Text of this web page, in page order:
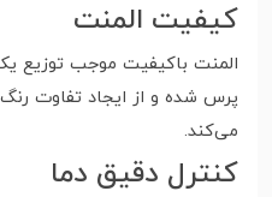
کیفیت المنت
المنت باکیفیت موجب توزیع
پرس شده و از ایجاد تفاوت
می‌کند.
کنترل دقیق دما